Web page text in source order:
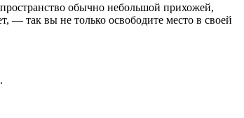
обычно небольшой прихожей,
— так вы не только освободите место в своей